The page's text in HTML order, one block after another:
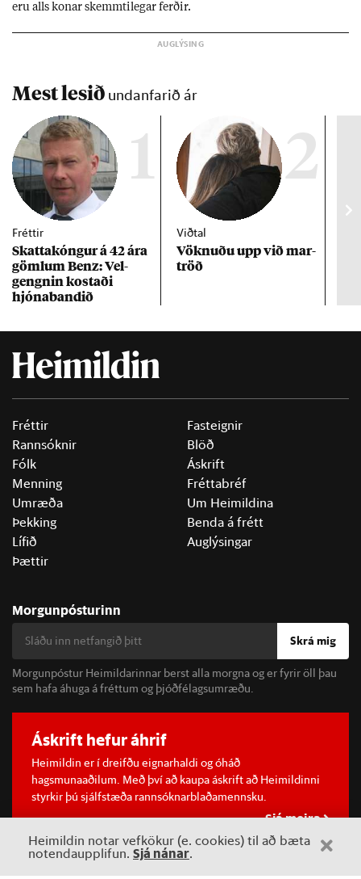
eru alls kon­ar skemmti­leg­ar ferð­ir.
Mest lesið undanfarið ár
1
Fréttir
Skattakóng­ur á 42 ára
göml­um Benz: Vel­
gengn­in kostaði
hjóna­band­ið
2
Viðtal
Vökn­uðu upp við mar­
tröð
Fréttir
Rannsóknir
Fólk
Menning
Umræða
Þekking
Lífið
Þættir
Fasteignir
Blöð
Áskrift
Fréttabréf
Um Heimildina
Benda á frétt
Auglýsingar
Morgunpósturinn
Skrá mig
Morgunpóstur Heimildarinnar berst alla morgna og er fyrir öll þau
sem hafa áhuga á fréttum og þjóðfélagsumræðu.
Áskrift hefur áhrif
Heimildin er í dreifðu eignarhaldi og óháð
hagsmunaaðilum. Með því að kaupa áskrift að Heimildinni
styrkir þú sjálfstæða rannsóknarblaðamennsku.
Sjá meira
Heimildin notar vefkökur (e. cookies) til að bæta
notendaupplifun. Sjá nánar.